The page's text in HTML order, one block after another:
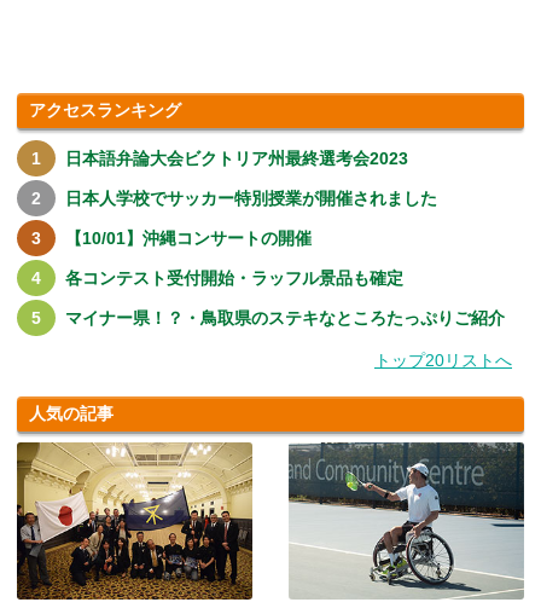
アクセスランキング
日本語弁論大会ビクトリア州最終選考会2023
日本人学校でサッカー特別授業が開催されました
【10/01】沖縄コンサートの開催
各コンテスト受付開始・ラッフル景品も確定
マイナー県！？・鳥取県のステキなところたっぷりご紹介
トップ20リストへ
人気の記事